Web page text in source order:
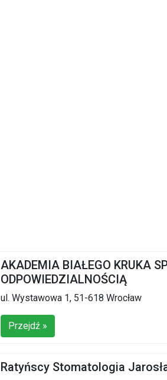
AKADEMIA BIAŁEGO KRUKA
ODPOWIEDZIALNOŚCIĄ
ul. Wystawowa 1, 51-618 Wrocław
Przejdź »
Ratyńscy Stomatologia